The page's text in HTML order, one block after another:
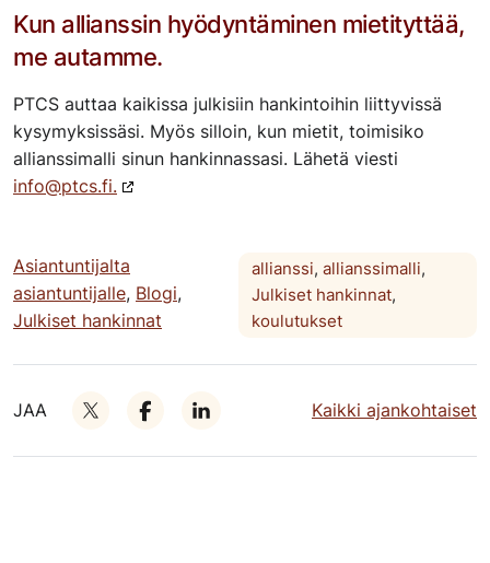
Kun allianssin hyödyntäminen mietityttää,
me autamme.
PTCS auttaa kaikissa julkisiin hankintoihin liittyvissä
kysymyksissäsi. Myös silloin, kun mietit, toimisiko
allianssimalli sinun hankinnassasi. Lähetä viesti
info@ptcs.fi.
Asiantuntijalta
asiantuntijalle, Blogi,
Julkiset hankinnat
allianssi,allianssimalli,
Julkiset hankinnat,
koulutukset
JAA Kaikki ajankohtaiset